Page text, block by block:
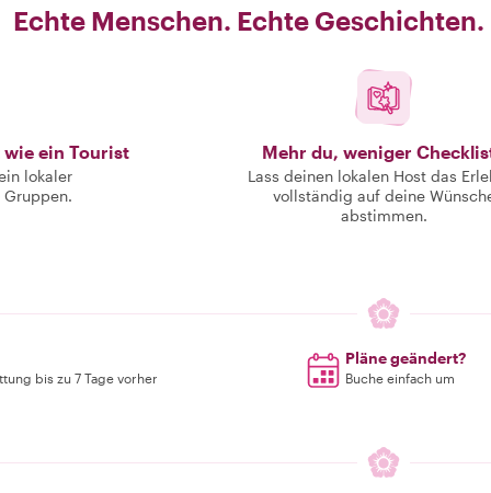
Echte Menschen. Echte
ein Tourist
lokaler
Gruppen.
Mehr du, weniger
Lass deinen lokalen Host das
vollständig auf deine
abstimmen.
bis zu 7 Tage vorher
Pläne geändert?
Buche einfach um